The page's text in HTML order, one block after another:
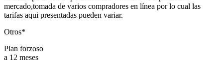
mercado,tomada de varios compradores en línea por lo cual las
tarifas aqui presentadas pueden variar.
Otros*
Plan forzoso
a 12 meses